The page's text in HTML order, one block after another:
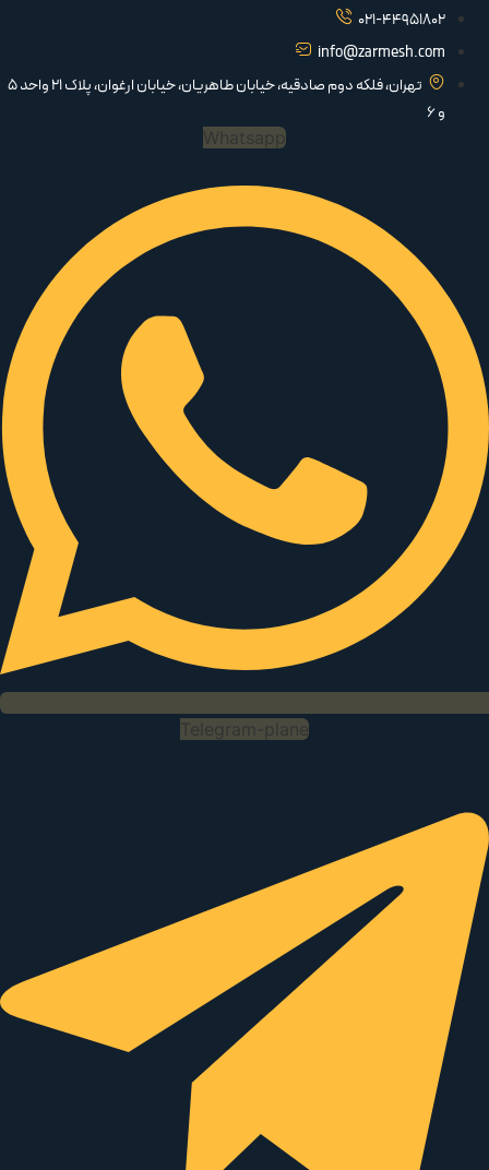
021-44951802
info@zarmesh.com
تهران، فلکه دوم صادقیه، خیابان طاهریان، خیابان ارغوان، پلاک 21 واحد 5
و 6
Whatsapp
Telegram-plane